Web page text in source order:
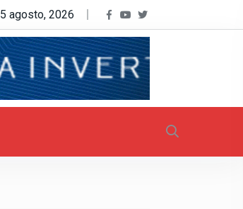
5 agosto, 2026